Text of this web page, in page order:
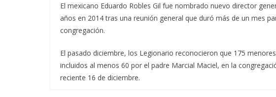
El mexicano Eduardo Robles Gil fue nombrado nuevo director
años en 2014 tras una reunión general que duró más de un mes
congregación.
El pasado diciembre, los Legionario reconocieron que 175
incluidos al menos 60 por el padre Marcial Maciel, en la
reciente 16 de diciembre.